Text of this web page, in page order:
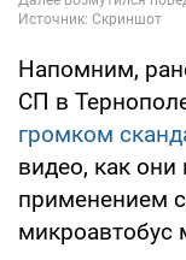
Напомним,
СП в
громком
видео, как они
применением
микроавтобус